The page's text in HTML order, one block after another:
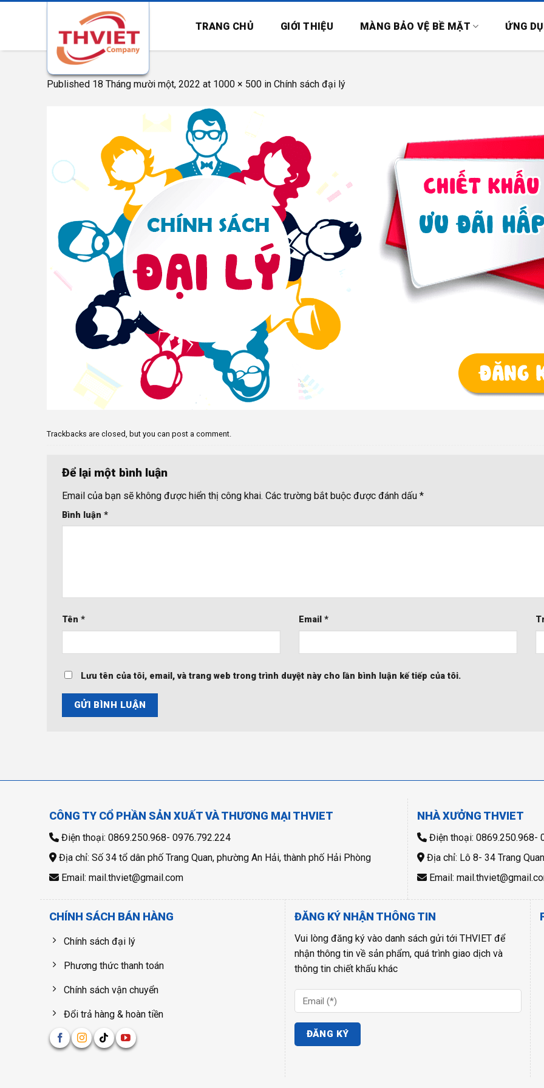
TRANG CHỦ GIỚI THIỆU MÀNG BẢO VỆ BỀ MẶT ỨNG
812963123
Published 18 Tháng mười một, 2022 at 1000 × 500 in Chính sách đại lý
Trackbacks are closed, but you can post a comment.
Để lại một bình luận
Email của bạn sẽ không được hiển thị công khai. Các trường bắt buộc được đánh dấu *
Bình luận *
Tên * Email *
Lưu tên của tôi, email, và trang web trong trình duyệt này cho lần bình luận kế tiếp của tôi.
CÔNG TY CỔ PHẦN SẢN XUẤT VÀ THƯƠNG MẠI THVIET
Điện thoại: 0869.250.968- 0976.792.224
Địa chỉ: Số 34 tổ dân phố Trang Quan, phường An Hải, thành phố Hải Phòng
Email: mail.thviet@gmail.com
NHÀ XƯỞNG THVIET
Điện thoại: 0869.250.968-
Địa chỉ: Lô 8- 34 Trang
Email:
CHÍNH SÁCH BÁN HÀNG
Chính sách đại lý
Phương thức thanh toán
Chính sách vận chuyển
Đổi trả hàng & hoàn tiền
ĐĂNG KÝ NHẬN THÔNG TIN
Vui lòng đăng ký vào danh sách gửi tới THVIET để
nhận thông tin về sản phẩm, quá trình giao dịch và
thông tin chiết khấu khác